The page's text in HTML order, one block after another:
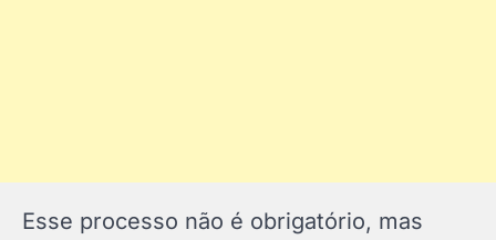
Esse processo não é obrigatório, mas